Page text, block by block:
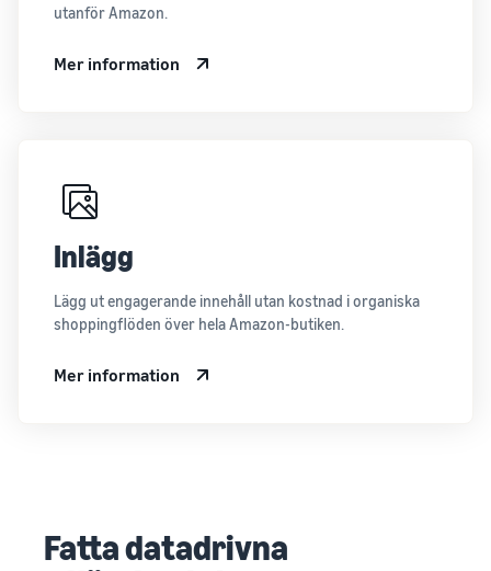
utanför Amazon.
Mer information
Inlägg
Lägg ut engagerande innehåll utan kostnad i organiska
shoppingflöden över hela Amazon-butiken.
Mer information
Fatta datadrivna